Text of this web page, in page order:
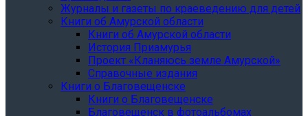
Журналы и газеты по краеведению для детей
Книги об Амурской области
Книги об Амурской области
История Приамурья
Проект «Кланяюсь земле Амурской»
Справочные издания
Книги о Благовещенске
Книги о Благовещенске
Благовещенск в фотоальбомах